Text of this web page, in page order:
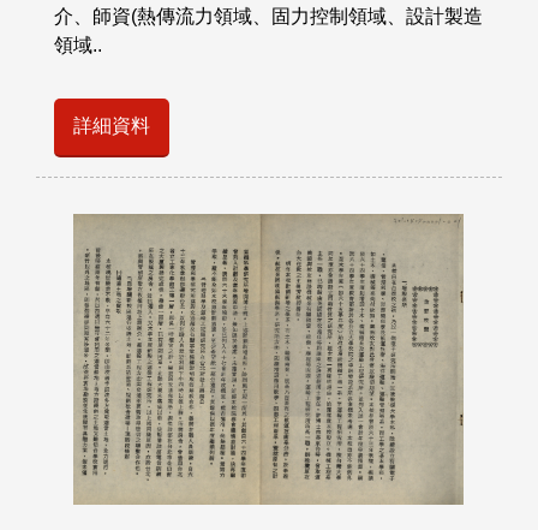
介、師資(熱傳流力領域、固力控制領域、設計製造
領域..
詳細資料